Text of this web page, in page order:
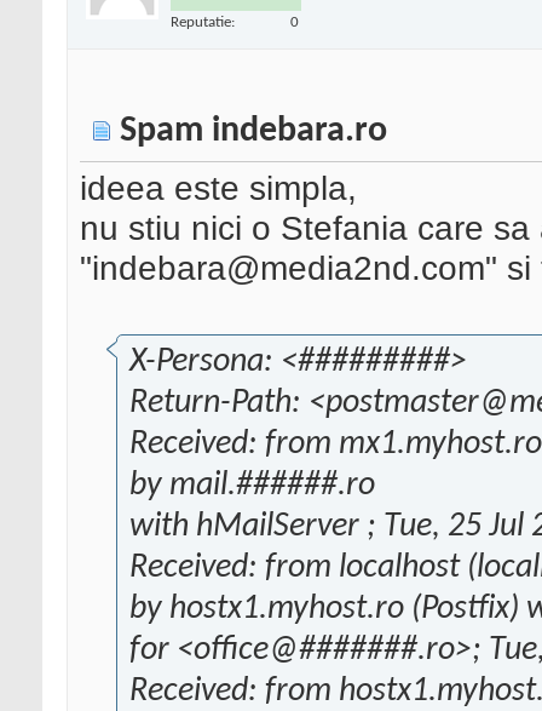
Reputatie: 0
Spam indebara.ro
ideea este simpla,
nu stiu nici o Stefania care
"indebara@media2nd.com"
X-Persona: <#########>
Return-Path:
Received: from
by mail.######.ro
with hMailServer ; Tue, 25 Jul
Received: from localhost
by hostx1.myhost.ro (Postfix)
for <office@#######.ro>;
Received: from